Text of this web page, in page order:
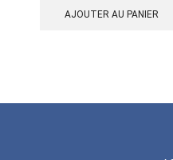
AJOUTER AU PANIER